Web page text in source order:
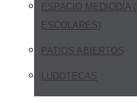
ESPACIO MEDIODÍA
ESCOLARES)
PATIOS ABIERTOS
LUDOTECAS